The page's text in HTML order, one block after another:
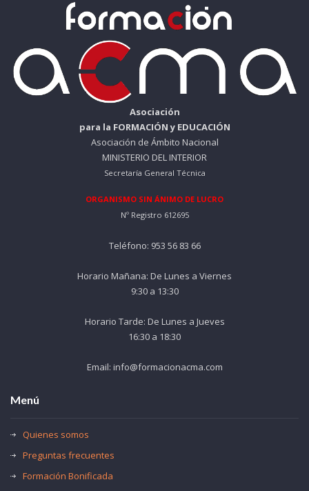
Asociación
para la FORMACIÓN y EDUCACIÓN
Asociación de Ámbito Nacional
MINISTERIO DEL INTERIOR
Secretaría General Técnica
ORGANISMO SIN ÁNIMO DE LUCRO
Nº Registro 612695
Teléfono: 953 56 83 66
Horario Mañana: De Lunes a Viernes
9:30 a 13:30
Horario Tarde: De Lunes a Jueves
16:30 a 18:30
Email: info@formacionacma.com
Menú
Quienes somos
Preguntas frecuentes
Formación Bonificada